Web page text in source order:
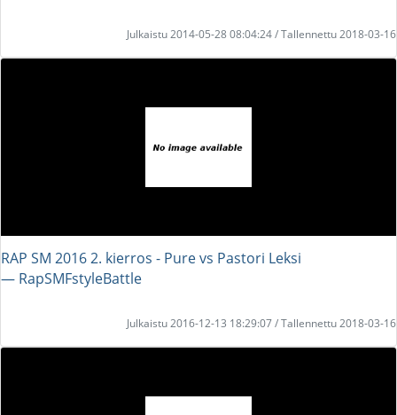
Julkaistu 2014-05-28 08:04:24 / Tallennettu 2018-03-16
RAP SM 2016 2. kierros - Pure vs Pastori Leksi
― RapSMFstyleBattle
Julkaistu 2016-12-13 18:29:07 / Tallennettu 2018-03-16